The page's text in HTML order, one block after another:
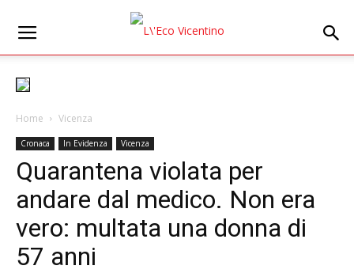
Home Vicenza
Cronaca In Evidenza Vicenza
Quarantena violata per
andare dal medico. Non era
vero: multata una donna di
57 anni